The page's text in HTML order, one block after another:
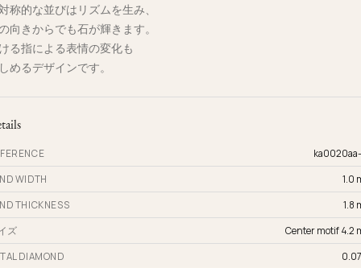
称的な並びはリズムを生み、
向きからでも石が輝きます。
る指による表情の変化も
めるデザインです。
WIDTH 1.0
THICKNESS 1.8
ズ Center motif 4.2
DIAMOND